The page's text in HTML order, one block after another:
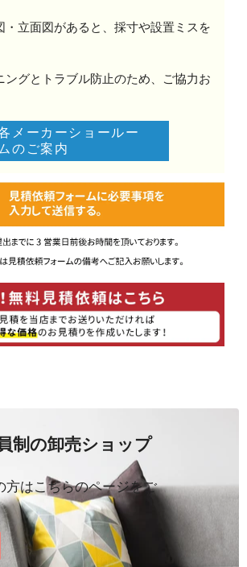
立面図があると、採寸や設置ミスを
ングとトラブル防止のため、ご協力お
メーカーショールー
のご案内
制の卸売ショップ
方はこちらのページをご